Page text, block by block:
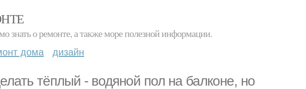
знать о ремонте, а также море полезной информации.
дома дизайн
тёплый - водяной пол на балконе, но